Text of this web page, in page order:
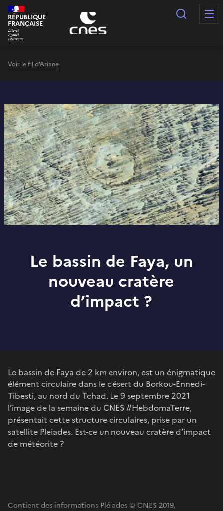
Panneau de gestion des cookies
RÉPUBLIQUE
FRANÇAISE
Voir le fil d'Ariane
Le bassin de Faya, un
nouveau cratère
d’impact ?
Le bassin de Faya de 2 km environ, est un énigmatique
élément circulaire dans le désert du Borkou-Ennedi-
Tibesti, au nord du Tchad. Le 9 septembre 2021
l’image de la semaine du CNES #HebdomaTerre,
présentait cette structure circulaires, prise par un
satellite Pleiades. Est-ce un nouveau cratère d’impact
de météorite ?
Contient des informations Pléiades © CNES 2019,